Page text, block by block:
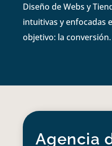
Diseño de Webs y
intuitivas y enfocadas
objetivo: la conversión.
Agencia